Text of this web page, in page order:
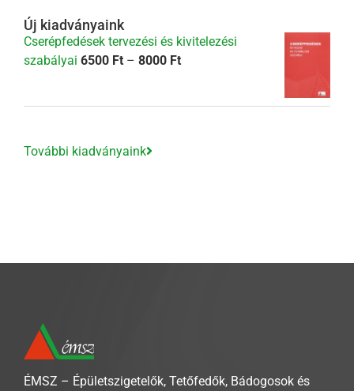
Új kiadványaink
Cserépfedések tervezési és kivitelezési
szabályai 6500 Ft – 8000 FtÁrtartomány:
További kiadványaink
ÉMSZ – Épületszigetelők, Tetőfedők, Bádogosok és